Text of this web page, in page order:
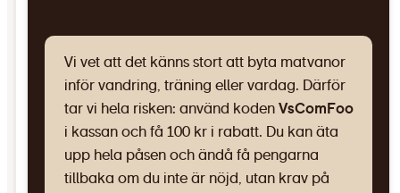
Vi vet att det känns stort att byta matvanor
inför vandring, träning eller vardag. Därför
tar vi hela risken: använd kodenVsComFoo
i kassan och få 100 kr i rabatt. Du kan äta
upp hela påsen och ändå få pengarna
tillbaka om du inte är nöjd, utan krav på